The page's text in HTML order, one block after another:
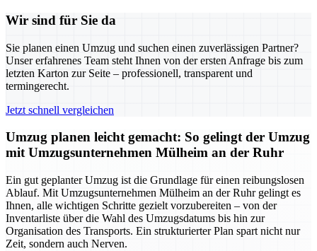
Wir sind für Sie da
Sie planen einen Umzug und suchen einen zuverlässigen Partner?
Unser erfahrenes Team steht Ihnen von der ersten Anfrage bis zum
letzten Karton zur Seite – professionell, transparent und
termingerecht.
Jetzt schnell vergleichen
Umzug planen leicht gemacht: So gelingt der Umzug
mit Umzugsunternehmen Mülheim an der Ruhr
Ein gut geplanter Umzug ist die Grundlage für einen reibungslosen
Ablauf. Mit Umzugsunternehmen Mülheim an der Ruhr gelingt es
Ihnen, alle wichtigen Schritte gezielt vorzubereiten – von der
Inventarliste über die Wahl des Umzugsdatums bis hin zur
Organisation des Transports. Ein strukturierter Plan spart nicht nur
Zeit, sondern auch Nerven.